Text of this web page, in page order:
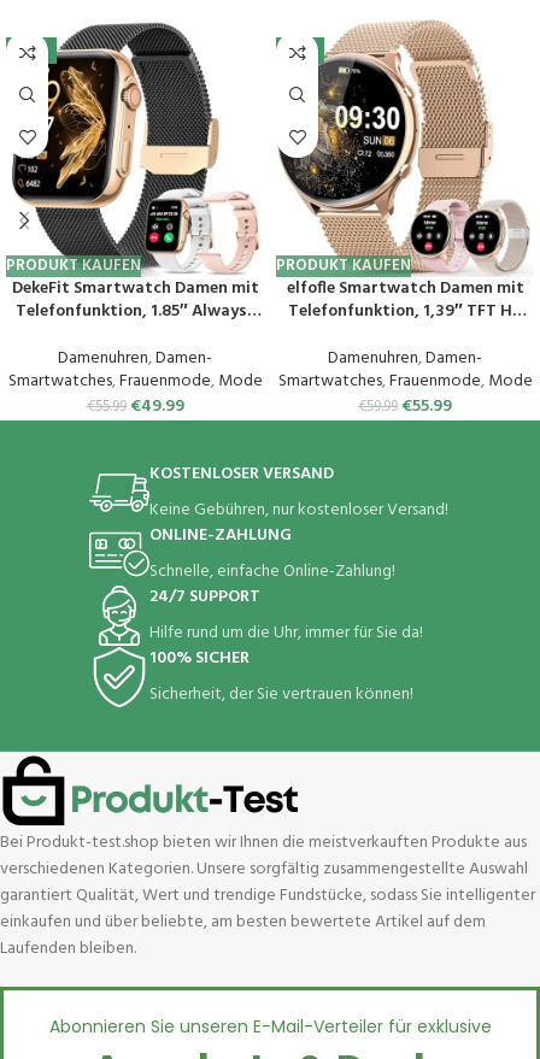
-11%
PRODUKT KAUFEN
DekeFit Smartwatch Damen mit
Telefonfunktion, 1.85″ Always-
mit
Schlafmonitor/Herzfrequenz/Sp
O2, 120+ Sportuhr IP68
Wasserdicht für iOS Android
Damenuhren,Damen-
Smartwatches,Frauenmode,Mode
€55.99 €49.99
-7%
PRODUKT KAUFEN
elfofle Smartwatch Damen mit
Telefonfunktion, 1,39″ TFT HD
mit 120 Sport SpO2 Pulsuhr
Menstruationszyklus
Schlafmonitor,Armbanduhr für
iOS Android Rosa Gold
Damenuhren,Damen-
Smartwatches,Frauenmode,Mode
€59.99 €55.99
KOSTENLOSER VERSAND
Keine Gebühren, nur kostenloser Versand!
ONLINE-ZAHLUNG
Schnelle, einfache Online-Zahlung!
24/7 SUPPORT
Hilfe rund um die Uhr, immer für Sie da!
100% SICHER
Sicherheit, der Sie vertrauen können!
Bei Produkt-test.shop bieten wir Ihnen die meistverkauften Produkte aus
verschiedenen Kategorien. Unsere sorgfältig zusammengestellte Auswahl
garantiert Qualität, Wert und trendige Fundstücke, sodass Sie intelligenter
einkaufen und über beliebte, am besten bewertete Artikel auf dem
Laufenden bleiben.
Abonnieren Sie unseren E-Mail-Verteiler für exklusive